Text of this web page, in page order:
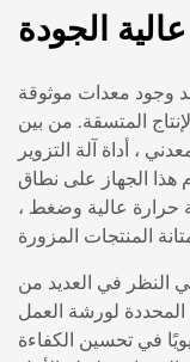
الجودة
وجود معدات موثوقة
المتسقة. من بين
، أداة آلة التزوير
هذا الجهاز على نطاق
حرارة عالية وضغط ،
النظر في العديد من
المحددة لورشة العمل
في تحسين الكفاءة